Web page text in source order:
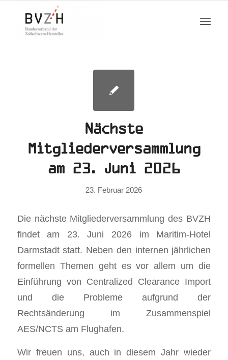
Nächste
Mitgliederversammlung
am 23. Juni 2026
23. Februar 2026
Die nächste Mitgliederversammlung des BVZH
findet am 23. Juni 2026 im Maritim-Hotel
Darmstadt statt. Neben den internen jährlichen
formellen Themen geht es vor allem um die
Einführung von Centralized Clearance Import
und die Probleme aufgrund der
Rechtsänderung im Zusammenspiel
AES/NCTS am Flughafen.
Wir freuen uns, auch in diesem Jahr wieder